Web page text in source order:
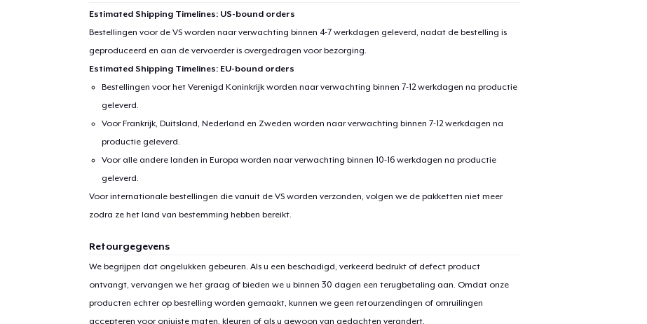
Estimated Shipping Timelines: US-bound orders
Bestellingen voor de VS worden naar verwachting binnen 4-7 werkdagen geleverd, nadat de bestelling is
geproduceerd en aan de vervoerder is overgedragen voor bezorging.
Estimated Shipping Timelines: EU-bound orders
Bestellingen voor het Verenigd Koninkrijk worden naar verwachting binnen 7-12 werkdagen na productie
geleverd.
Voor Frankrijk, Duitsland, Nederland en Zweden worden naar verwachting binnen 7-12 werkdagen na
productie geleverd.
Voor alle andere landen in Europa worden naar verwachting binnen 10-16 werkdagen na productie
geleverd.
Voor internationale bestellingen die vanuit de VS worden verzonden, volgen we de pakketten niet meer
zodra ze het land van bestemming hebben bereikt.
Retourgegevens
We begrijpen dat ongelukken gebeuren. Als u een beschadigd, verkeerd bedrukt of defect product
ontvangt, vervangen we het graag of bieden we u binnen 30 dagen een terugbetaling aan. Omdat onze
producten echter op bestelling worden gemaakt, kunnen we geen retourzendingen of omruilingen
accepteren voor onjuiste maten, kleuren of als u gewoon van gedachten verandert.
1item aan winkelwagen toegevoegd
Toddler Classic Tee
US$ 21,99